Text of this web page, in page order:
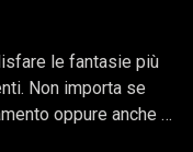
le fantasie più
Non importa se
oppure anche al